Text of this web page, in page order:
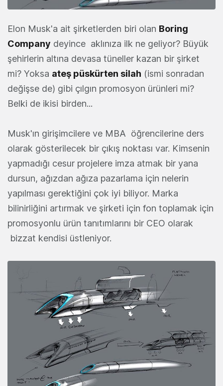
Elon Musk'a ait şirketlerden biri olan Boring
Company deyince aklınıza ilk ne geliyor? Büyük
şehirlerin altına devasa tüneller kazan bir şirket
mi? Yoksa ateş püskürten silah (ismi sonradan
değişse de) gibi çılgın promosyon ürünleri mi?
Belki de ikisi birden...
Musk'ın girişimcilere ve MBA öğrencilerine ders
olarak gösterilecek bir çıkış noktası var. Kimsenin
yapmadığı cesur projelere imza atmak bir yana
dursun, ağızdan ağıza pazarlama için nelerin
yapılması gerektiğini çok iyi biliyor. Marka
bilinirliğini artırmak ve şirketi için fon toplamak için
promosyonlu ürün tanıtımlarını bir CEO olarak
bizzat kendisi üstleniyor.